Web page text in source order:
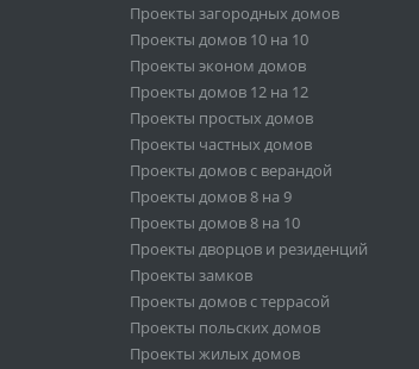
Проекты загородных домов
Проекты домов 10 на 10
Проекты эконом домов
Проекты домов 12 на 12
Проекты простых домов
Проекты частных домов
Проекты домов с верандой
Проекты домов 8 на 9
Проекты домов 8 на 10
Проекты дворцов и резиденций
Проекты замков
Проекты домов с террасой
Проекты польских домов
Проекты жилых домов